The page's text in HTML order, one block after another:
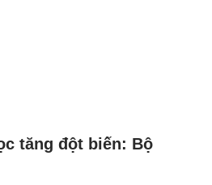
tăng đột biến: Bộ